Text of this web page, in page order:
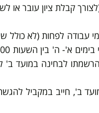
קבלת ציון עובר או
סטודנט המעוניין לבטל את הרישום למועד ב' יוכל לפנות במייל
לבחינה במועד ב'
ב', חייב במקביל